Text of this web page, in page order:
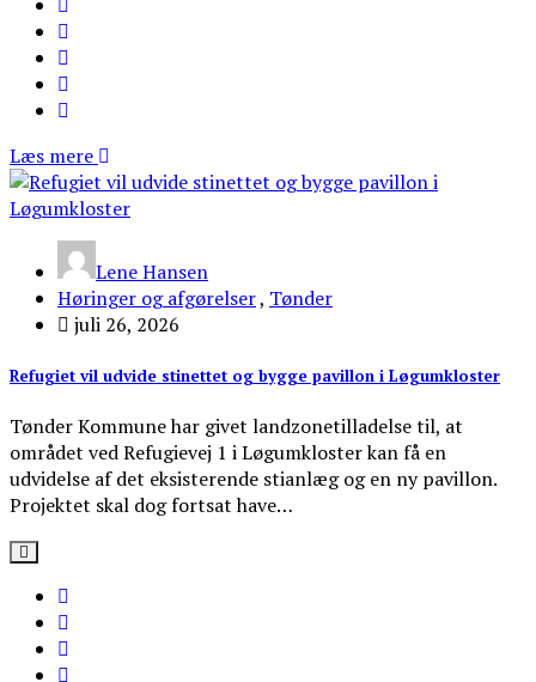
Læs mere
Lene Hansen
Høringer og afgørelser, Tønder
juli 26, 2026
Refugiet vil udvide stinettet og bygge pavillon i Løgumkloster
Tønder Kommune har givet landzonetilladelse til, at
området ved Refugievej 1 i Løgumkloster kan få en
udvidelse af det eksisterende stianlæg og en ny pavillon.
Projektet skal dog fortsat have…